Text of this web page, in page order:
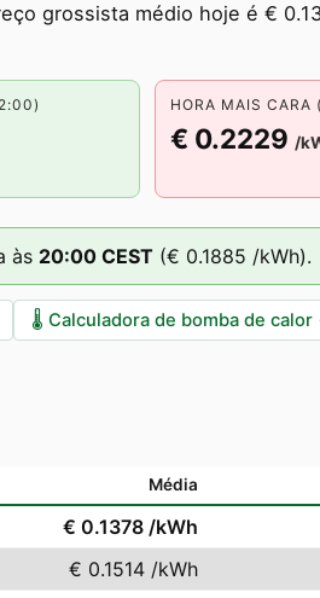
grossista médio hoje é €
HORA MAIS CARA
€ 0.2229 /
às 20:00 CEST (€ 0.1885 /kWh).
🌡️ Calculadora de bomba de calor
Média
€ 0.1378 /kWh
€ 0.1514 /kWh